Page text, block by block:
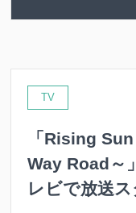
TV
「Rising
Way Road～
レビで放送ス